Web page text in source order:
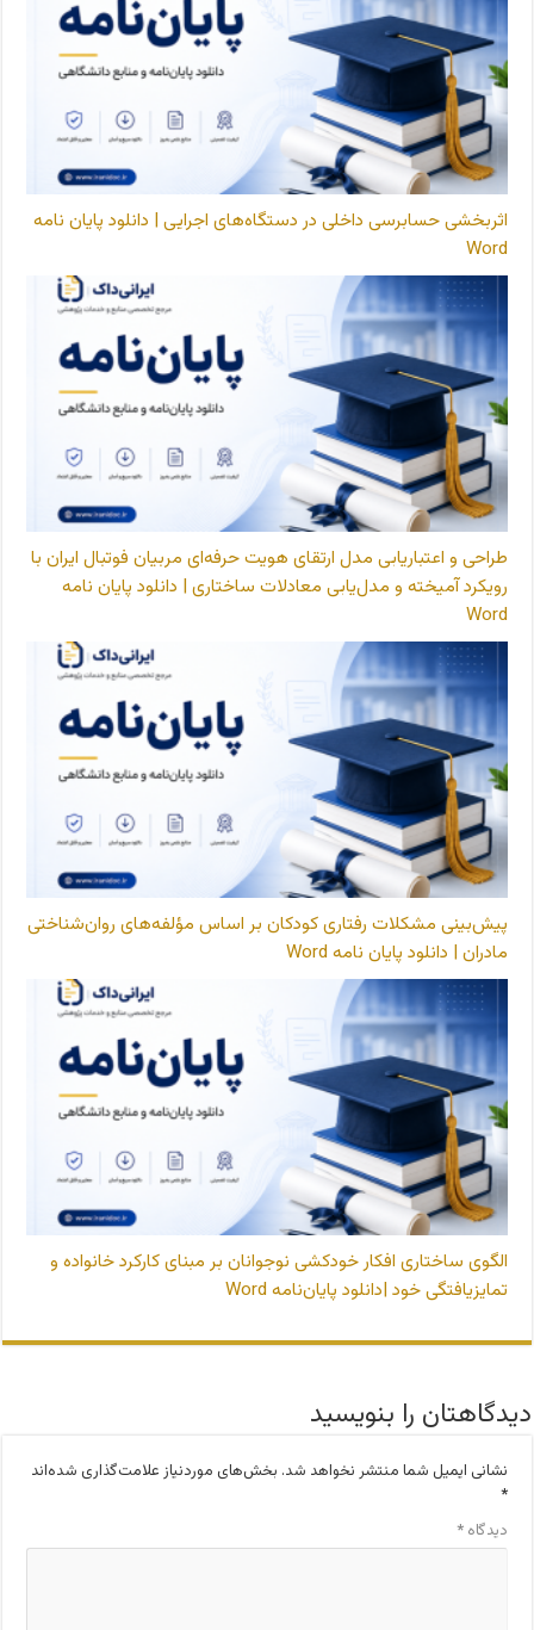
اثربخشی حسابرسی داخلی در دستگاه‌های اجرایی | دانلود پایان نامه
Word
طراحی و اعتباریابی مدل ارتقای هویت حرفه‌ای مربیان فوتبال ایران با
رویکرد آمیخته و مدل‌یابی معادلات ساختاری | دانلود پایان نامه
Word
پیش‌بینی مشکلات رفتاری کودکان بر اساس مؤلفه‌های روان‌شناختی
مادران | دانلود پایان نامه Word
الگوی ساختاری افکار خودکشی نوجوانان بر مبنای کارکرد خانواده و
تمایزیافتگی خود |دانلود پایان‌نامه Word
دیدگاهتان را بنویسید
نشانی ایمیل شما منتشر نخواهد شد. بخش‌های موردنیاز علامت‌گذاری شده‌اند
*
دیدگاه*